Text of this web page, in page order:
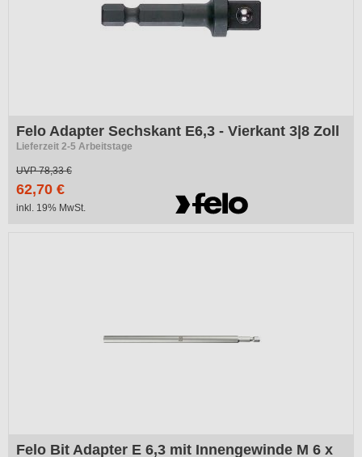
Felo Adapter Sechskant E6,3 - Vierkant 3|8 Zoll
Lieferzeit 2-5 Arbeitstage
UVP78,33 €
62,70 €
inkl. 19% MwSt.
Felo Bit Adapter E 6,3 mit Innengewinde M 6 x